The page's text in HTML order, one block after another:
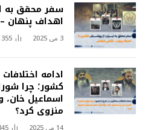
سفر محقق به
اهداف پنهان
3 می 2025 355
ادامه
کشور؛ چرا
اسماعیل خان،
منزوی کرد؟